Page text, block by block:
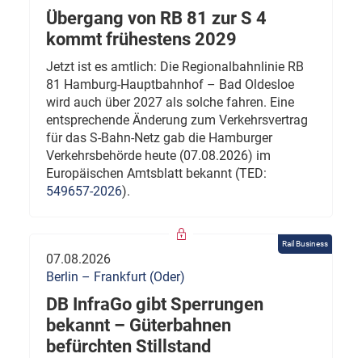
Übergang von RB 81 zur S 4
kommt frühestens 2029
Jetzt ist es amtlich: Die Regionalbahnlinie RB
81 Hamburg-Hauptbahnhof – Bad Oldesloe
wird auch über 2027 als solche fahren. Eine
entsprechende Änderung zum Verkehrsvertrag
für das S-Bahn-Netz gab die Hamburger
Verkehrsbehörde heute (07.08.2026) im
Europäischen Amtsblatt bekannt (TED:
549657-2026).
Rail Business
07.08.2026
Berlin – Frankfurt (Oder)
DB InfraGo gibt Sperrungen
bekannt – Güterbahnen
befürchten Stillstand